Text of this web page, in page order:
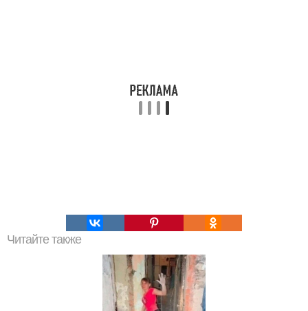
Читайте также